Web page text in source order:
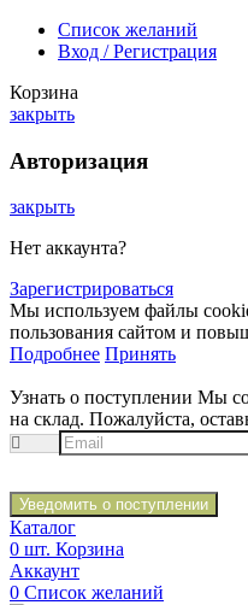
Список желаний
Вход / Регистрация
Корзина
закрыть
Авторизация
закрыть
Нет аккаунта?
Зарегистрироваться
Мы используем файлы
пользования сайтом и
Подробнее Принять
Узнать о поступлении Мы
на склад. Пожалуйста,
Уведомить о поступлении
Каталог
0 шт. Корзина
Аккаунт
0 Список желаний